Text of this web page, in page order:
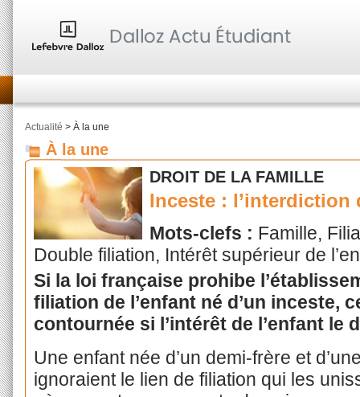
Actualité > À la une
À la une
DROIT DE LA FAMILLE
Inceste :
Mots-clefs : Famille,
Double filiation, Intérêt supérieur de
Si la loi française prohibe
filiation de l’enfant né d’un inceste,
contournée si l’intérêt de l’enfant le
Une enfant née d’un demi-frère et
ignoraient le lien de filiation qui les